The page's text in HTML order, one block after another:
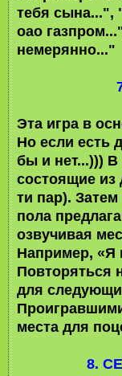
тебя сына...",
оао
немерянно..."
Эта игра в
Но если есть
бы и нет...)))
состоящие из
ти пар).
пола
озвучивая
Например, «Я
Повторяться
для
места для
8.